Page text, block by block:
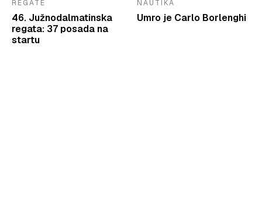
REGATE
46. Južnodalmatinska
regata: 37 posada na
startu
NAUTIKA
Umro je Carlo Borlenghi